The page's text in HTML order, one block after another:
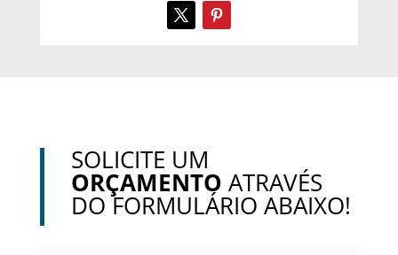
SOLICITE UM
ORÇAMENTO ATRAVÉS
DO FORMULÁRIO ABAIXO!